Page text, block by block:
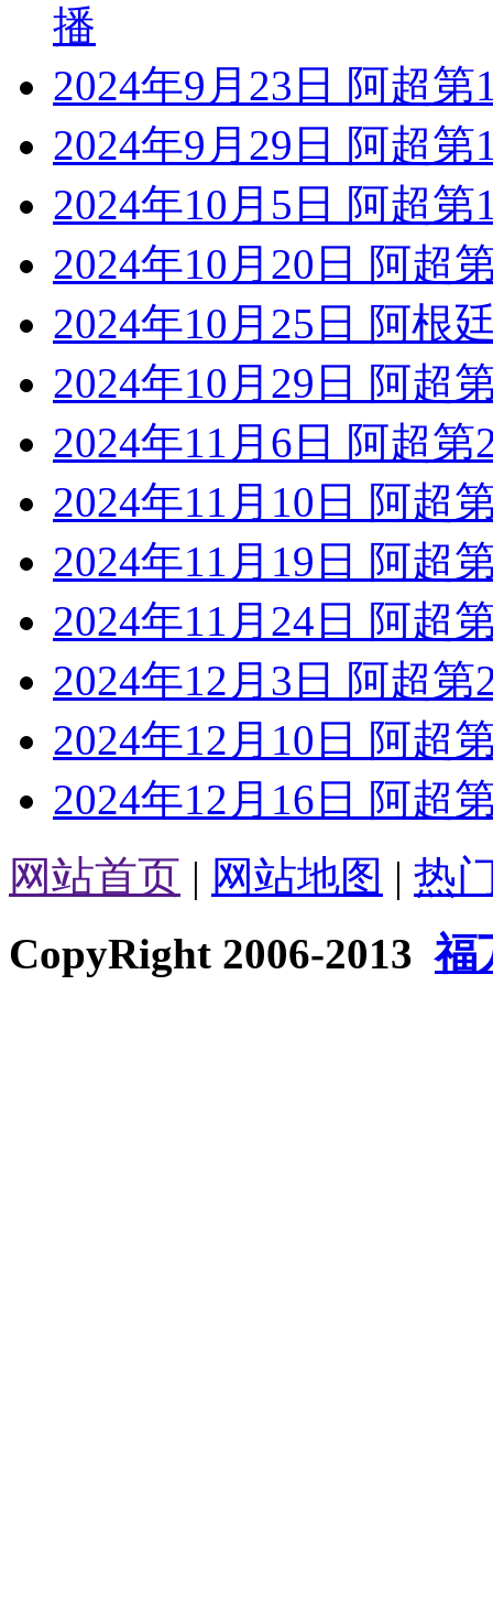
播
2024年9月23日 阿超
2024年9月29日 阿超
2024年10月5日 阿超
2024年10月20日 阿超
2024年10月25日 阿根
2024年10月29日 阿超
2024年11月6日 阿超
2024年11月10日 阿超
2024年11月19日 阿超
2024年11月24日 阿超
2024年12月3日 阿超
2024年12月10日 阿超
2024年12月16日 阿超
网站首页 | 网站地图 | 热
CopyRight 2006-2013福